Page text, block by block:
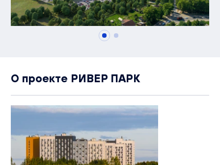
О проекте РИВЕР ПАРК